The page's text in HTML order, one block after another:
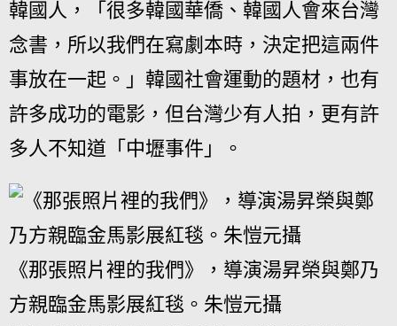
韓國人，「很多韓國華僑、韓國人會來台灣
念書，所以我們在寫劇本時，決定把這兩件
事放在一起。」韓國社會運動的題材，也有
許多成功的電影，但台灣少有人拍，更有許
多人不知道「中壢事件」。
《那張照片裡的我們》，導演湯昇榮與鄭乃
方親臨金馬影展紅毯。朱愷元攝